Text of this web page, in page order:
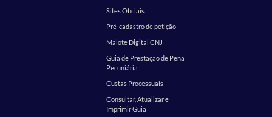
Sites Oficiais
Pré-cadastro de petição
Malote Digital CNJ
Guia de Prestação de Pena
Pecuniária
Custas Processuais
Consultar, Atualizar e
Imprimir Guia